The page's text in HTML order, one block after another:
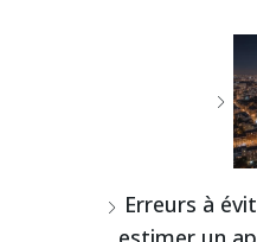
Erreurs à